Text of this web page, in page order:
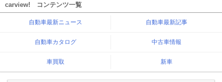
carview! コンテンツ一覧
自動車最新ニュース 自動車最新記事
自動車カタログ 中古車情報
車買取 新車